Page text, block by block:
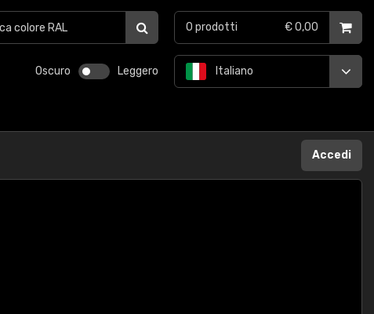
Oscuro Leggero Italiano
0 prodotti € 0,00
Accedi